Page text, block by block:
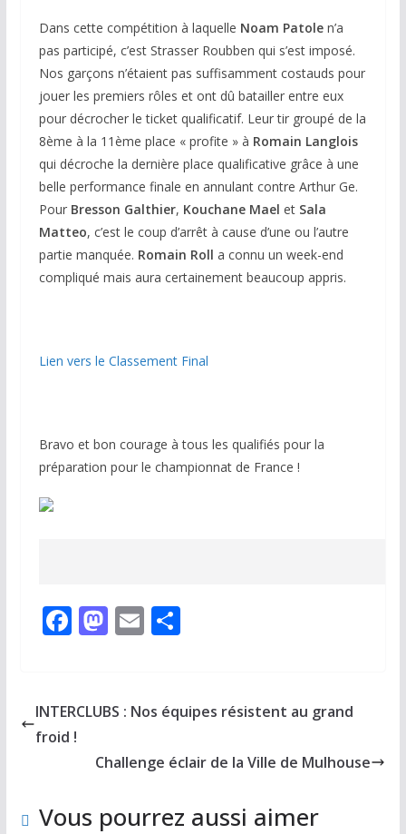
Dans cette compétition à laquelle Noam Patolen’a
pas participé, c’est Strasser Roubben qui s’est imposé.
Nos garçons n’étaient pas suffisamment costauds pour
jouer les premiers rôles et ont dû batailler entre eux
pour décrocher le ticket qualificatif. Leur tir groupé de la
8ème à la 11ème place « profite » à Romain Langlois
qui décroche la dernière place qualificative grâce à une
belle performance finale en annulant contre Arthur Ge.
Pour Bresson Galthier, Kouchane Mael et Sala
Matteo, c’est le coup d’arrêt à cause d’une ou l’autre
partie manquée. Romain Roll a connu un week-end
compliqué mais aura certainement beaucoup appris.
Lien vers le Classement Final
Bravo et bon courage à tous les qualifiés pour la
préparation pour le championnat de France !
F
b
o
M
d
n
E
l
P
g
INTERCLUBS : Nos équipes résistent au grand
froid !
Challenge éclair de la Ville de Mulhouse
Vous pourrez aussi aimer